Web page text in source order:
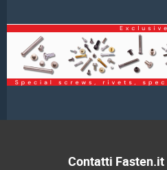
Contatti Fasten.it